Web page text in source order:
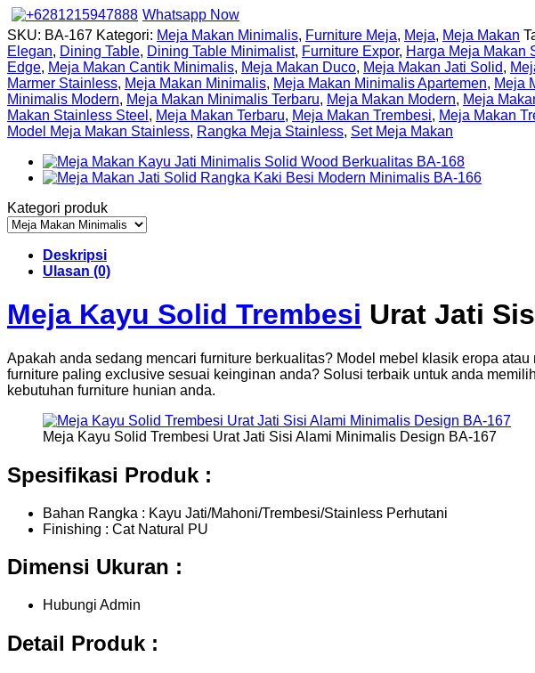
Whatsapp Now
SKU: BA-167 Kategori: Meja Makan Minimalis, Furniture Meja, Meja, Meja Makan
Elegan, Dining Table, Dining Table Minimalist, Furniture Expor, Harga Meja Makan
Edge, Meja Makan Cantik Minimalis, Meja Makan Duco, Meja Makan Jati Solid,
Marmer Stainless, Meja Makan Minimalis, Meja Makan Minimalis Apartemen, Meja
Minimalis Modern, Meja Makan Minimalis Terbaru, Meja Makan Modern, Meja
Makan Stainless Steel , Meja Makan Terbaru, Meja Makan Trembesi, Meja Makan
Model Meja Makan Stainless, Rangka Meja Stainless, Set Meja Makan
Kategori produk
Deskripsi
Ulasan (0)
Meja Kayu Solid Trembesi Urat Jati
Apakah anda sedang mencari furniture berkualitas? Model mebel klasik eropa
furniture paling exclusive sesuai keinginan anda? Solusi terbaik untuk anda
kebutuhan furniture hunian anda.
Meja Kayu Solid Trembesi Urat Jati Sisi Alami Minimalis Design BA-167
Spesifikasi Produk :
Bahan Rangka : Kayu Jati/Mahoni/Trembesi/Stainless Perhutani
Finishing : Cat Natural PU
Dimensi Ukuran :
Hubungi Admin
Detail Produk :